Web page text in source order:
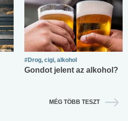
#Drog, cigi, alkohol
Gondot jelent az alkohol?
MÉG TÖBB TESZT